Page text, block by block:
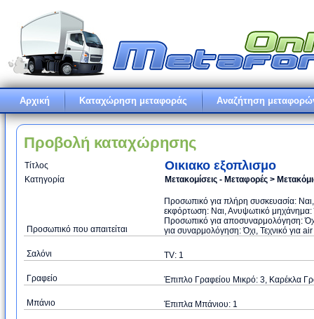
Αρχική Καταχώρηση μεταφοράς Αναζήτηση
Προβολή καταχώρησης
Τίτλος Οικιακο εξοπλισμο
Κατηγορία Μετακομίσεις - Μεταφορές >
Προσωπικό που απαιτείται
Προσωπικό για πλήρη συσκευασία:
εκφόρτωση: Ναι, Ανυψωτικό μηχάνημα:
Προσωπικό για αποσυναρμολόγηση:
για συναρμολόγηση: Όχι, Τεχνικό για
Σαλόνι TV: 1
Γραφείο Έπιπλο Γραφείου Μικρό: 3, Καρέκλα
Μπάνιο Έπιπλα Μπάνιου: 1